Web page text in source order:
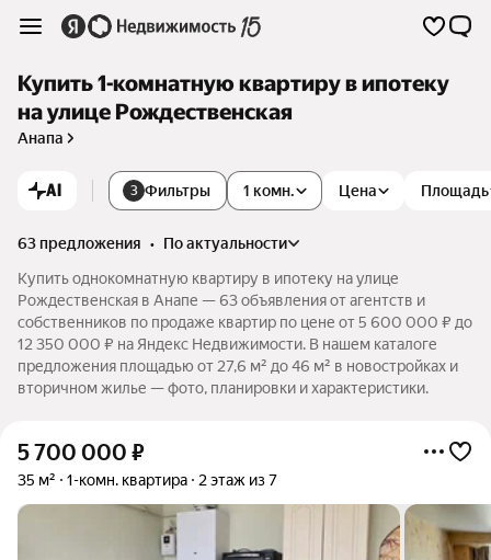
Купить 1-комнатную квартиру в ипотеку
на улице Рождественская
Анапа
AI 3 Фильтры 1 комн. Цена Площадь
63 предложения •
по актуальности
Купить однокомнатную квартиру в ипотеку на улице
Рождественская в Анапе — 63 объявления от агентств и
собственников по продаже квартир по цене от 5 600 000 ₽ до
12 350 000 ₽ на Яндекс Недвижимости. В нашем каталоге
предложения площадью от 27,6 м² до 46 м² в новостройках и
вторичном жилье — фото, планировки и характеристики.
5 700 000 ₽
35 м² 1-комн. квартира 2 этаж из 7